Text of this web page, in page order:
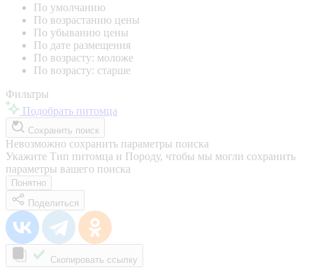
По умолчанию
По возрастанию цены
По убыванию цены
По дате размещения
По возрасту: моложе
По возрасту: старше
Фильтры
Подобрать питомца
Сохранить поиск
Невозможно сохранить параметры поиска
Укажите Тип питомца и Породу, чтобы мы могли сохранить
параметры вашего поиска
Понятно
Поделиться
Скопировать ссылку